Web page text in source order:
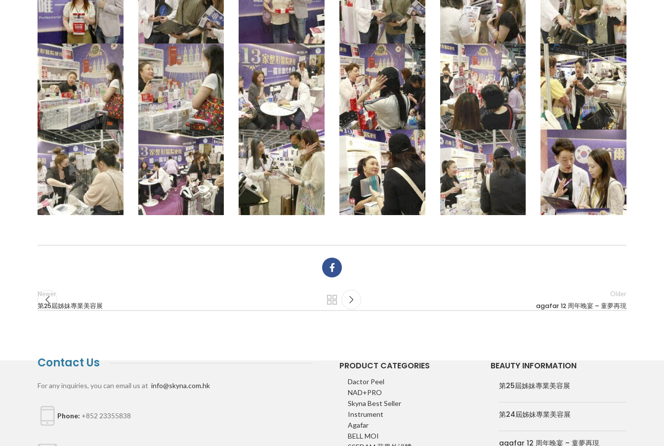
Newer
第25屆姊妹專業美容展
Older
agafar 12 周年晚宴 – 童夢再現
Contact Us
For any inquiries, you can email us at info@skyna.com.hk
Phone: +852 23355838
PRODUCT CATEGORIES
Dactor Peel
NAD+PRO
Skyna Best Seller
Instrument
Agafar
BELL MOI
BEAUTY INFORMATION
第25屆姊妹專業美容展
第24屆姊妹專業美容展
agafar 12 周年晚宴 – 童夢再現